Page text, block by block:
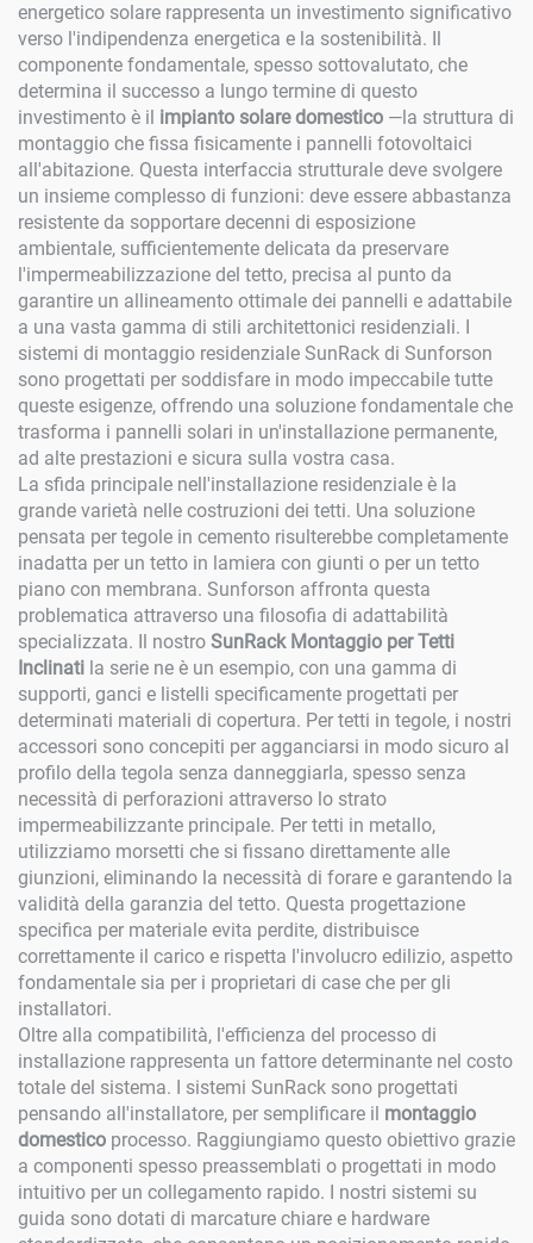
energetico solare rappresenta un investimento significativo
verso l'indipendenza energetica e la sostenibilità. Il
componente fondamentale, spesso sottovalutato, che
determina il successo a lungo termine di questo
investimento è il impianto solare domestico —la struttura di
montaggio che fissa fisicamente i pannelli fotovoltaici
all'abitazione. Questa interfaccia strutturale deve svolgere
un insieme complesso di funzioni: deve essere abbastanza
resistente da sopportare decenni di esposizione
ambientale, sufficientemente delicata da preservare
l'impermeabilizzazione del tetto, precisa al punto da
garantire un allineamento ottimale dei pannelli e adattabile
a una vasta gamma di stili architettonici residenziali. I
sistemi di montaggio residenziale SunRack di Sunforson
sono progettati per soddisfare in modo impeccabile tutte
queste esigenze, offrendo una soluzione fondamentale che
trasforma i pannelli solari in un'installazione permanente,
ad alte prestazioni e sicura sulla vostra casa.
La sfida principale nell'installazione residenziale è la
grande varietà nelle costruzioni dei tetti. Una soluzione
pensata per tegole in cemento risulterebbe completamente
inadatta per un tetto in lamiera con giunti o per un tetto
piano con membrana. Sunforson affronta questa
problematica attraverso una filosofia di adattabilità
specializzata. Il nostro SunRack Montaggio per Tetti
Inclinati la serie ne è un esempio, con una gamma di
supporti, ganci e listelli specificamente progettati per
determinati materiali di copertura. Per tetti in tegole, i nostri
accessori sono concepiti per agganciarsi in modo sicuro al
profilo della tegola senza danneggiarla, spesso senza
necessità di perforazioni attraverso lo strato
impermeabilizzante principale. Per tetti in metallo,
utilizziamo morsetti che si fissano direttamente alle
giunzioni, eliminando la necessità di forare e garantendo la
validità della garanzia del tetto. Questa progettazione
specifica per materiale evita perdite, distribuisce
correttamente il carico e rispetta l'involucro edilizio, aspetto
fondamentale sia per i proprietari di case che per gli
installatori.
Oltre alla compatibilità, l'efficienza del processo di
installazione rappresenta un fattore determinante nel costo
totale del sistema. I sistemi SunRack sono progettati
pensando all'installatore, per semplificare il montaggio
domestico processo. Raggiungiamo questo obiettivo grazie
a componenti spesso preassemblati o progettati in modo
intuitivo per un collegamento rapido. I nostri sistemi su
guida sono dotati di marcature chiare e hardware